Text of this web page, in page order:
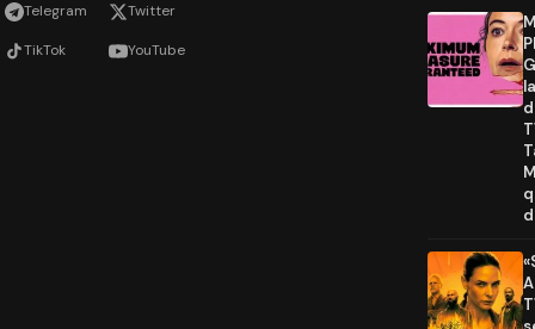
Telegram Twitter
TikTok YouTube